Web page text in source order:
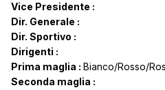
Vice Presidente :
Dir. Generale :
Dir. Sportivo :
Dirigenti :
Prima maglia : Bianco/Rosso/
Seconda maglia :